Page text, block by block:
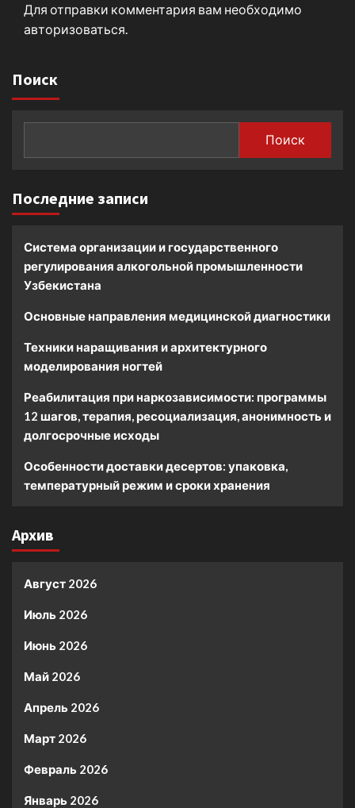
Для отправки комментария вам необходимо
авторизоваться
Поиск
Поиск
Последние записи
Система организации и государственного
регулирования алкогольной промышленности
Узбекистана
Основные направления медицинской диагностики
Техники наращивания и архитектурного
моделирования ногтей
Реабилитация при наркозависимости: программы
12 шагов, терапия, ресоциализация, анонимность и
долгосрочные исходы
Особенности доставки десертов: упаковка,
температурный режим и сроки хранения
Архив
Август 2026
Июль 2026
Июнь 2026
Май 2026
Апрель 2026
Март 2026
Февраль 2026
Январь 2026